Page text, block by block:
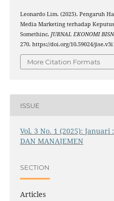
Leonardo Lim. (2025). Pengaruh
Media Marketing terhadap
Somethinc. JURNAL EKONOMI
270. https://doi.org/10.59024/
More Citation Formats
ISSUE
Vol. 3 No. 1 (2025): Januari
DAN MANAJEMEN
SECTION
Articles